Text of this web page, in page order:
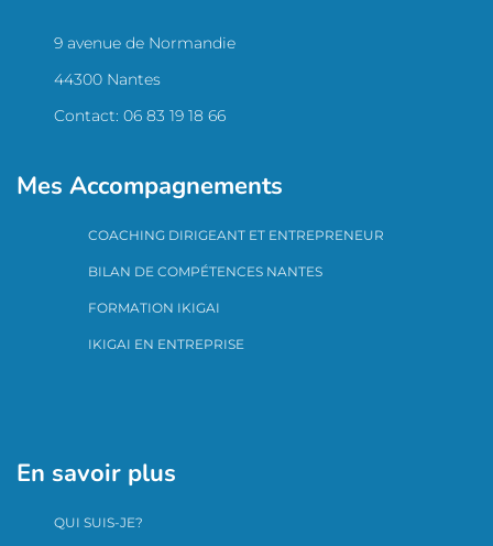
9 avenue de Normandie
44300 Nantes
Contact: 06 83 19 18 66
Mes Accompagnements
COACHING DIRIGEANT ET ENTREPRENEUR
BILAN DE COMPÉTENCES NANTES
FORMATION IKIGAI
IKIGAI EN ENTREPRISE
En savoir plus
QUI SUIS-JE?